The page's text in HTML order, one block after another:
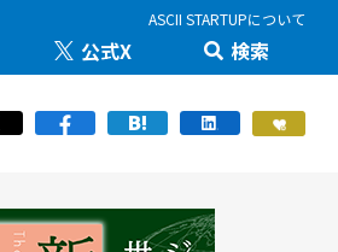
ASCII STARTUPについて
科学技術を追え！大学発の地味推しテ
ップリーグ
ナライズのスタートアップ！人事！
働き方/ツール
公式X 検索